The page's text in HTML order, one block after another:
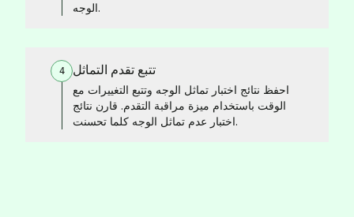
الوجه.
4 تتبع تقدم التماثل
احفظ نتائج اختبار تماثل الوجه وتتبع التغييرات مع
الوقت باستخدام ميزة مراقبة التقدم. قارن نتائج
اختبار عدم تماثل الوجه كلما تحسنت.